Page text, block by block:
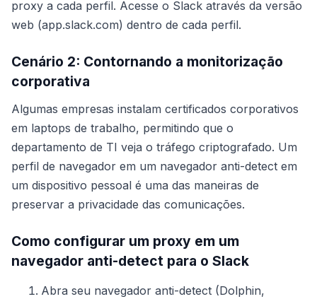
proxy a cada perfil. Acesse o Slack através da versão
web (app.slack.com) dentro de cada perfil.
Cenário 2: Contornando a monitorização
corporativa
Algumas empresas instalam certificados corporativos
em laptops de trabalho, permitindo que o
departamento de TI veja o tráfego criptografado. Um
perfil de navegador em um navegador anti-detect em
um dispositivo pessoal é uma das maneiras de
preservar a privacidade das comunicações.
Como configurar um proxy em um
navegador anti-detect para o Slack
Abra seu navegador anti-detect (Dolphin,